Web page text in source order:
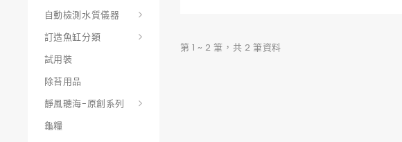
自動檢測水質儀器
訂造魚缸分類
試用裝
除苔用品
靜風聽海-原創系列
龜糧
第 1 ~ 2 筆，共 2 筆資料